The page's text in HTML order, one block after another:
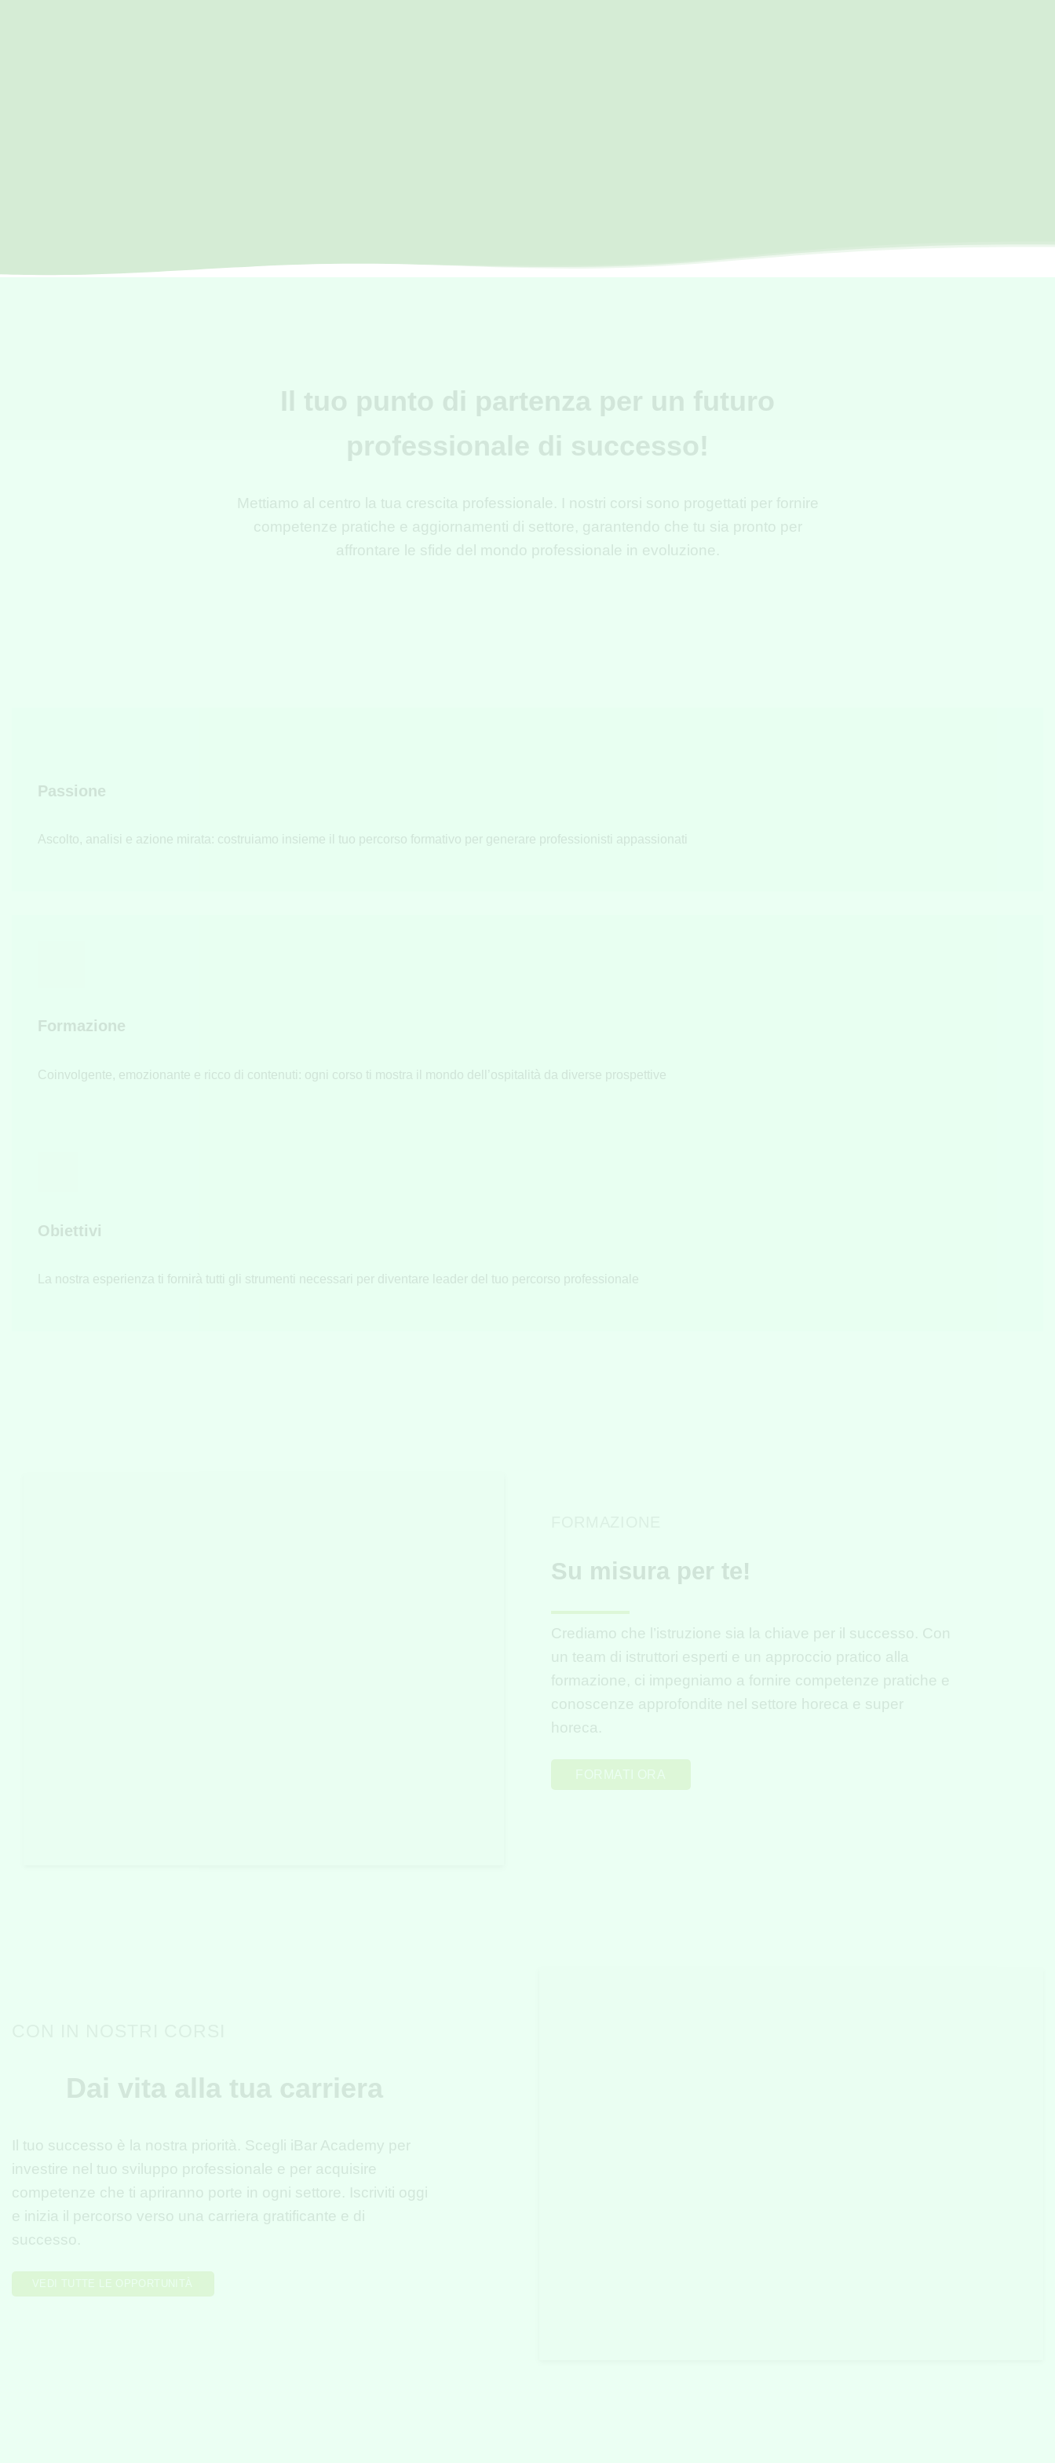
Il tuo punto di partenza per un futuro
professionale di successo!
Mettiamo al centro la tua crescita professionale. I nostri corsi sono progettati per fornire
competenze pratiche e aggiornamenti di settore, garantendo che tu sia pronto per
affrontare le sfide del mondo professionale in evoluzione.
Passione
Ascolto, analisi e azione mirata: costruiamo insieme il tuo percorso formativo per generare professionisti appassionati
Formazione
Coinvolgente, emozionante e ricco di contenuti: ogni corso ti mostra il mondo dell’ospitalità da diverse prospettive
Obiettivi
La nostra esperienza ti fornirà tutti gli strumenti necessari per diventare leader del tuo percorso professionale
Su misura per te!
Crediamo che l’istruzione sia la chiave per il successo. Con
un team di istruttori esperti e un approccio pratico alla
formazione, ci impegniamo a fornire competenze pratiche e
conoscenze approfondite nel settore horeca e super
horeca.
FORMATI ORA
Dai vita alla tua carriera
Il tuo successo è la nostra priorità. Scegli iBar Academy per
investire nel tuo sviluppo professionale e per acquisire
competenze che ti apriranno porte in ogni settore. Iscriviti oggi
e inizia il percorso verso una carriera gratificante e di
successo.
VEDI TUTTE LE OPPORTUNITÀ